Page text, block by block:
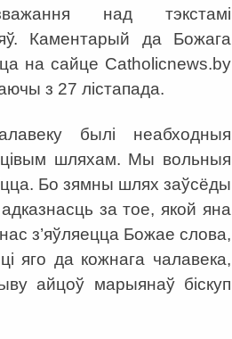
над тэкстамі
Каментарый да Божага
на сайце Сatholicnews.by
з 27 лістапада.
былі неабходныя
шляхам. Мы вольныя
Бо зямны шлях заўсёды
за тое, якой яна
з’яўляецца Божае слова,
яго да кожнага чалавека,
айцоў марыянаў біскуп